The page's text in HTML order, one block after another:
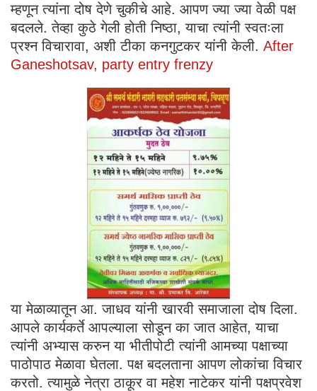
म्हणून त्यांना दोष देणे चुकीचे आहे. आपण ज्या ज्या वेळी पक्ष
बदलले. तेव्हा कुठे गेली होती निष्ठा, याचा त्यांनी स्वतःला
प्रश्न विचारावा, अशी टीका कनगुटकर यांनी केली. After
Ganeshotsav, party entry frenzy
या मेळाव्यातून आ. जाधव यांनी खारवी समाजाला दोष दिला.
आपले कार्यकर्ते आपल्याला सोडून का जात आहेत, याचा
त्यांनी अभ्यास करुन या भीतीपोटी त्यांनी आमच्या पक्षाच्या
पाठोपाठ मेळावा घेतला. पक्ष बदलताना आपण लोकांचा विचार
करतो. त्यामुळे नेत्रा ठाकूर वा महेश नाटेकर यांनी पक्षप्रवेश